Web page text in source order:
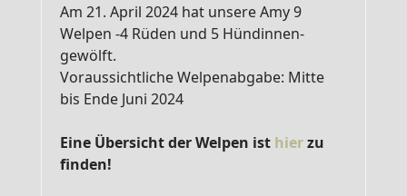
Am 21. April 2024 hat unsere Amy 9
Welpen -4 Rüden und 5 Hündinnen-
gewölft.
Voraussichtliche Welpenabgabe: Mitte
bis Ende Juni 2024
Eine Übersicht der Welpen ist hierzu
finden!